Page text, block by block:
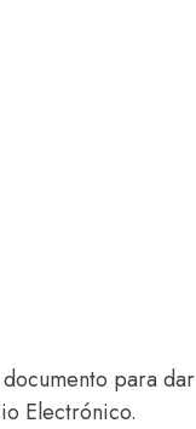
para dar
Electrónico.